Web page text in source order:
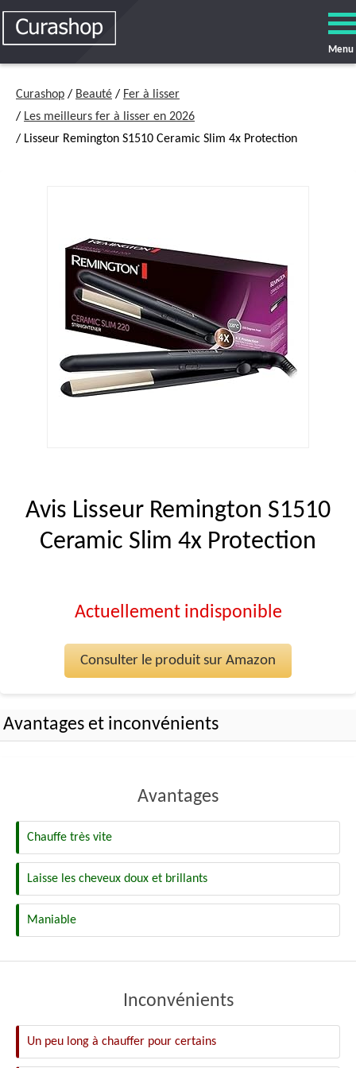
Menu
Curashop / Beauté / Fer à lisser
/ Les meilleurs fer à lisser en 2026
/ Lisseur Remington S1510 Ceramic Slim 4x Protection
Avis Lisseur Remington S1510
Ceramic Slim 4x Protection
Actuellement indisponible
Consulter le produit sur Amazon
Avantages et inconvénients
Avantages
Chauffe très vite
Laisse les cheveux doux et brillants
Maniable
Inconvénients
Un peu long à chauffer pour certains